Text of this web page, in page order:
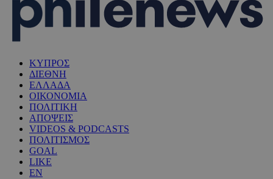
ΚΥΠΡΟΣ
ΔΙΕΘΝΗ
ΕΛΛΑΔΑ
ΟΙΚΟΝΟΜΙΑ
ΠΟΛΙΤΙΚΗ
ΑΠΟΨΕΙΣ
VIDEOS & PODCASTS
ΠΟΛΙΤΙΣΜΟΣ
GOAL
LIKE
EN